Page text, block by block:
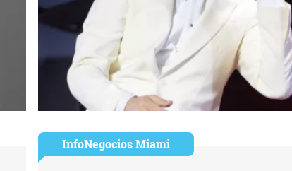
InfoNegocios Miami